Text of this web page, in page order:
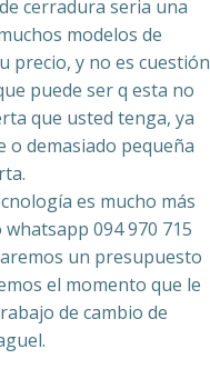
cerradura seria una
modelos de
precio, y no es cuestión
puede ser q esta no
que usted tenga, ya
o demasiado pequeña
es mucho más
094 970 715
un presupuesto
el momento que le
de cambio de